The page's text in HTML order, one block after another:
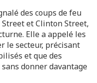
des coups de feu
et Clinton Street,
Elle a appelé les
le secteur, précisant
et que des
donner davantage